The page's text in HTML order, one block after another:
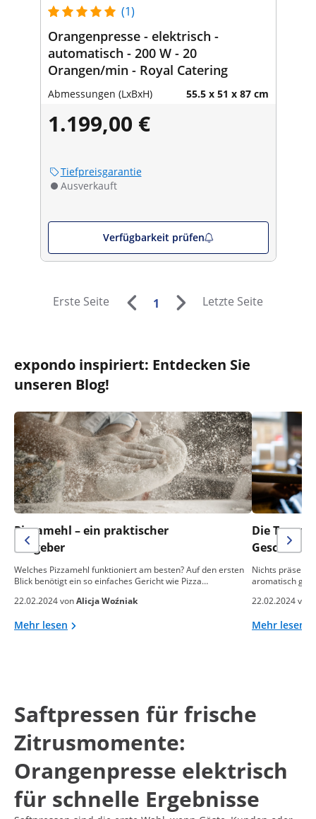
(1)
Orangenpresse - elektrisch -
automatisch - 200 W - 20
Orangen/min - Royal Catering
Abmessungen (LxBxH) 55.5 x 51 x 87 cm
1.199,00 €
Tiefpreisgarantie
Ausverkauft
Verfügbarkeit prüfen
Erste Seite 1 Letzte Seite
expondo inspiriert: Entdecken Sie
unseren Blog!
Pizzamehl – ein praktischer
Ratgeber
Welches Pizzamehl funktioniert am besten? Auf den ersten
Blick benötigt ein so einfaches Gericht wie Pizza…
22.02.2024 vonAlicja Woźniak
Mehr lesen
Die
Nichts
aromatisch
22.02.2024 von
Mehr lesen
Saftpressen für frische
Zitrusmomente:
Orangenpresse elektrisch
für schnelle Ergebnisse